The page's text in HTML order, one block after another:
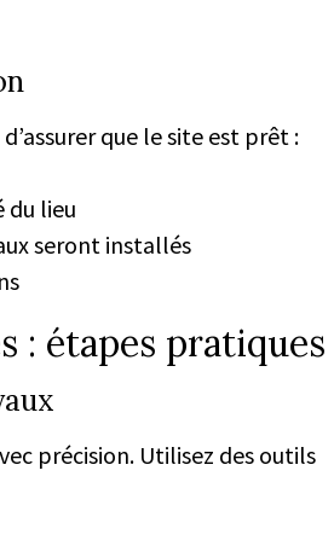
que le site est prêt :
du lieu
seront installés
: étapes pratiques
précision. Utilisez des outils